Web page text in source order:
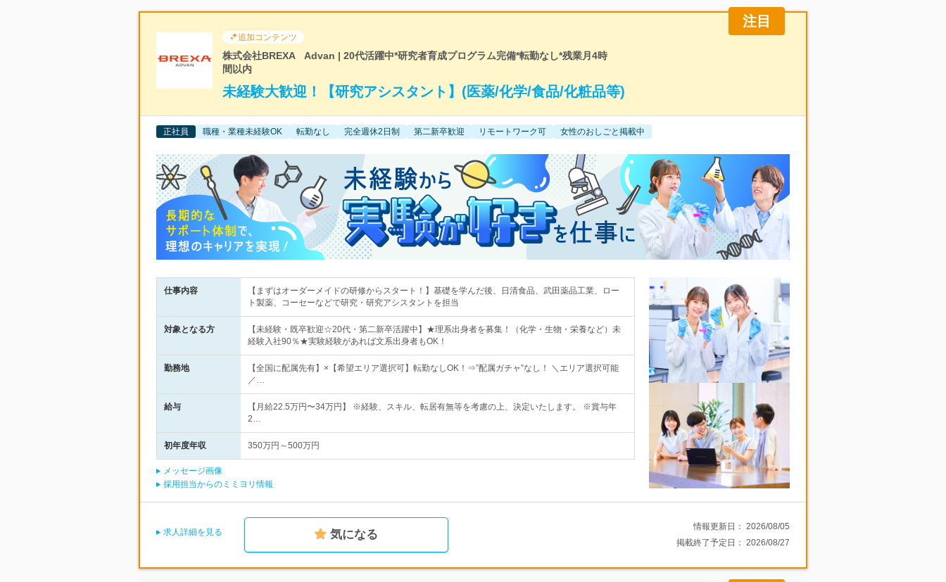
注目
追加コンテンツ
株式会社BREXA Advan | 20代活躍中*研究者育成プログラム完備*転勤なし*残業月4時
間以内
未経験大歓迎！【研究アシスタント】(医薬/化学/食品/化粧品等)
正社員 職種・業種未経験OK 転勤なし 完全週休2日制 第二新卒歓迎 リモートワーク可 女性のおしごと掲載中
仕事内容
【まずはオーダーメイドの研修からスタート！】基礎を学んだ後、日清食品、武田薬品工業、ロー
ト製薬、コーセーなどで研究・研究アシスタントを担当
対象となる方
【未経験・既卒歓迎☆20代・第二新卒活躍中】★理系出身者を募集！（化学・生物・栄養など）未
経験入社90％★実験経験があれば文系出身者もOK！
勤務地
【全国に配属先有】×【希望エリア選択可】転勤なしOK！⇒”配属ガチャ”なし！ ＼エリア選択可能
／…
給与
【月給22.5万円〜34万円】 ※経験、スキル、転居有無等を考慮の上、決定いたします。 ※賞与年
2…
初年度年収 350万円～500万円
メッセージ画像
採用担当からのミミヨリ情報
求人詳細を見る 気になる
情報更新日： 2026/08/05
掲載終了予定日： 2026/08/27